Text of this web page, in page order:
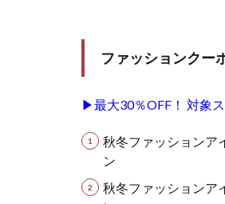
ファッションクー
▶最大30％OFF！ 対象
秋冬ファッションア
ン
秋冬ファッションア